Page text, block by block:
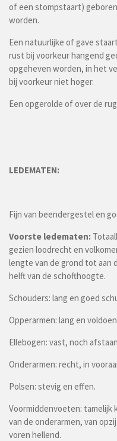
of een stompstaart)
worden.
Een natuurlijke of gave
rust bij voorkeur hangend
opgeheven worden, in het
bij voorkeur niet hoger.
Een opgerolde of over de
LEDEMATEN:
Fijn van beendergestel en
Voorste ledematen:
gezien loodrecht en
lengte van de grond tot aan
helft van de schofthoogte.
Schouders: lang en goed
Opperarmen: lang en
Ellebogen: vast, noch
Onderarmen: recht, in
Polsen: stevig en effen.
Voormiddenvoeten: tamelijk
van de onderarmen, van
voren hellend.